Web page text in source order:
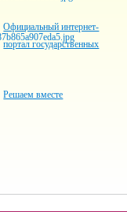
Официальный интернет-
портал государственных
Решаем вместе